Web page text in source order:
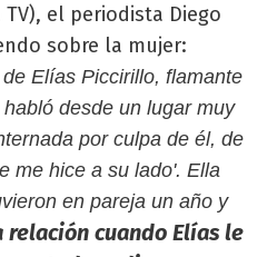
TV), el periodista Diego
sobre la mujer:
Elías Piccirillo, flamante
desde un lugar muy
por culpa de él, de
me hice a su lado'. Ella
en pareja un año y
cuando Elías le